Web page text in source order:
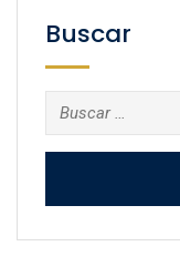
Buscar
Buscar: